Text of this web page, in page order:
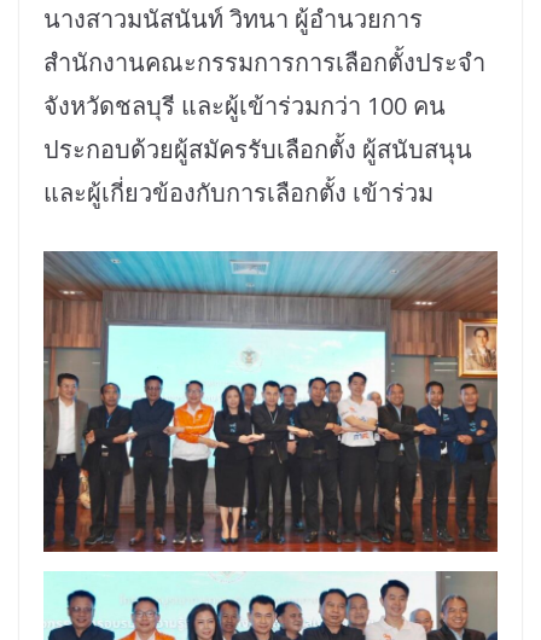
นางสาวมนัสนันท์ วิทนา ผู้อำนวยการ
สำนักงานคณะกรรมการการเลือกตั้งประจำ
จังหวัดชลบุรี และผู้เข้าร่วมกว่า 100 คน
ประกอบด้วยผู้สมัครรับเลือกตั้ง ผู้สนับสนุน
และผู้เกี่ยวข้องกับการเลือกตั้ง เข้าร่วม